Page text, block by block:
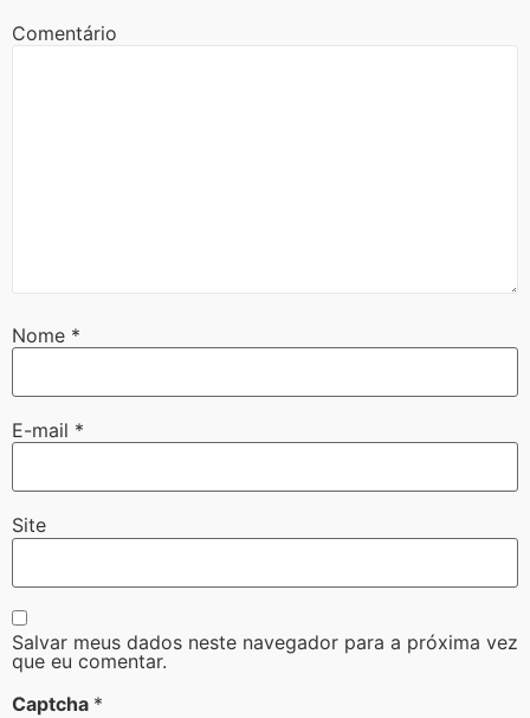
Comentário
Nome *
E-mail *
Site
Salvar meus dados neste navegador para a próxima vez
que eu comentar.
Captcha *